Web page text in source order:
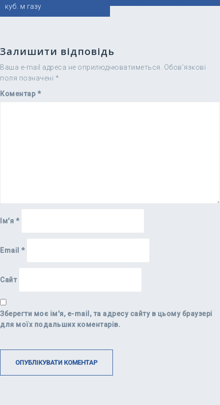
куб. м газу
Залишити відповідь
Ваша e-mail адреса не оприлюднюватиметься.
Обов’язкові
поля позначені *
Коментар *
Ім'я *
Email *
Сайт
Зберегти моє ім'я, e-mail, та адресу сайту в цьому браузері
для моїх подальших коментарів.